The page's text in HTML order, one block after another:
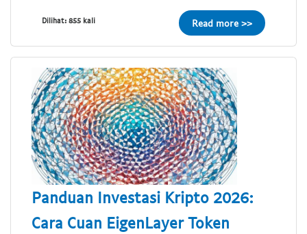
Dilihat: 855 kali Read more >>
Panduan Investasi Kripto 2026:
Cara Cuan EigenLayer Token